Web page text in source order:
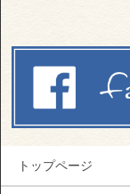
トップページ